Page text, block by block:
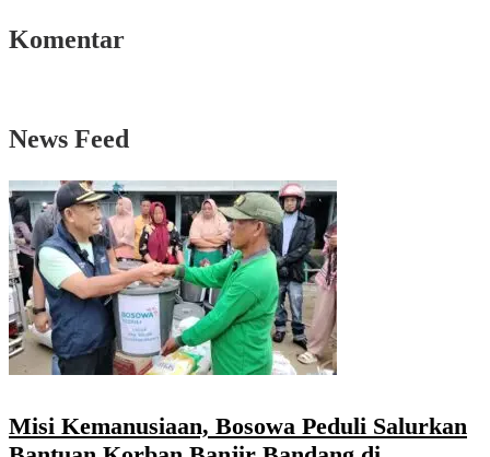
Komentar
News Feed
Misi Kemanusiaan, Bosowa Peduli Salurkan